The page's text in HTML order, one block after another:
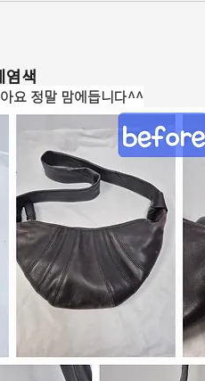
염색
요 정말 맘에듭니다^^